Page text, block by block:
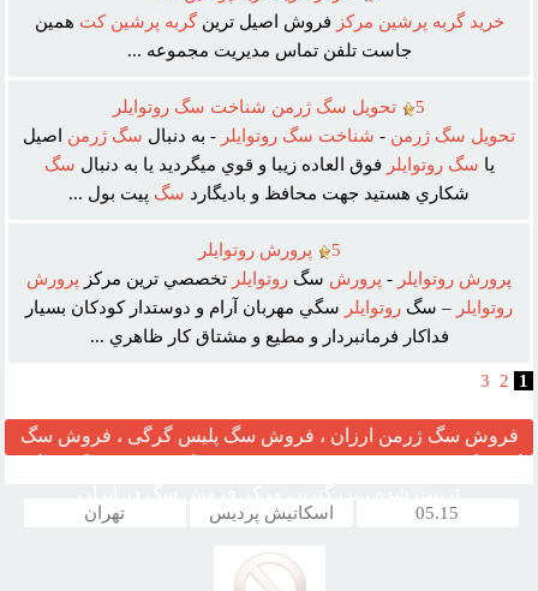
خريد گربه پرشين مرکز فروش اصيل ترينگربه پرشين کت همين
جاست تلفن تماس مديريت مجموعه ...
5
تحويل سگ ژرمن شناخت سگ روتوايلر
تحويل سگ ژرمن - شناخت سگ روتوايلر - به دنبال سگ ژرمن اصيل
يا سگ روتوايلر فوق العاده زيبا و قوي ميگرديد يا به دنبال سگ
شکاري هستيد جهت محافظ و باديگارد سگ پيت بول ...
5
پرورش روتوايلر
پرورش روتوايلر - پرورش سگ روتوايلر تخصصي ترين مرکز پرورش
روتوايلر – سگ روتوايلر سگي مهربان آرام و دوستدار کودکان بسيار
فداکار فرمانبردار و مطيع و مشتاق کار ظاهري ...
2
3
فروش سگ ژرمن ارزان ، فروش سگ پلیس گرگی ، فروش سگ
05.15 اسکاتیش پردیس تهران